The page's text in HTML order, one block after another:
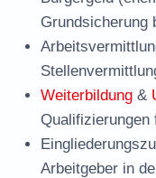
Grundsicherung
Weiterbildung &
Qualifizierungen
Arbeitgeber in